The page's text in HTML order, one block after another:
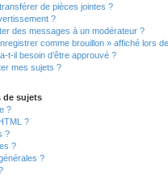
de pièces jointes ?
?
des messages à un modérateur ?
comme brouillon » affiché lors
t-il besoin d’être approuvé ?
mes sujets ?
de sujets
?
?
?
?
?